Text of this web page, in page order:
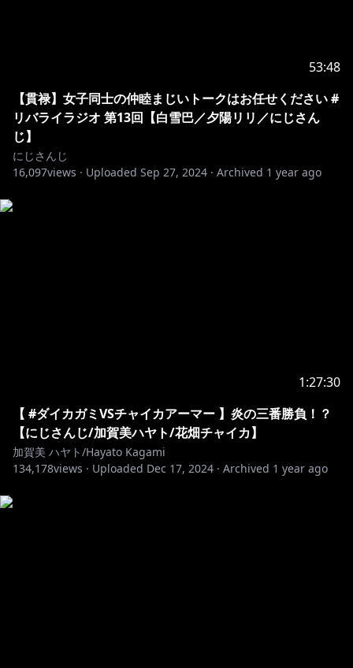
53:48
【貫禄】女子同士の仲睦まじいトークはお任せください #
リバライラジオ 第13回【白雪巴／夕陽リリ／にじさん
じ】
にじさんじ
16,097views · Uploaded Sep 27, 2024 · Archived 1 year ago
1:27:30
【 #ダイカガミVSチャイカアーマー 】炎の三番勝負！？
【にじさんじ/加賀美ハヤト/花畑チャイカ】
加賀美 ハヤト/Hayato Kagami
134,178views · Uploaded Dec 17, 2024 · Archived 1 year ago